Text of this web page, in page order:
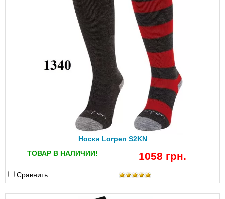
Носки Lorpen S2KN
ТОВАР В НАЛИЧИИ!
1058 грн.
Сравнить